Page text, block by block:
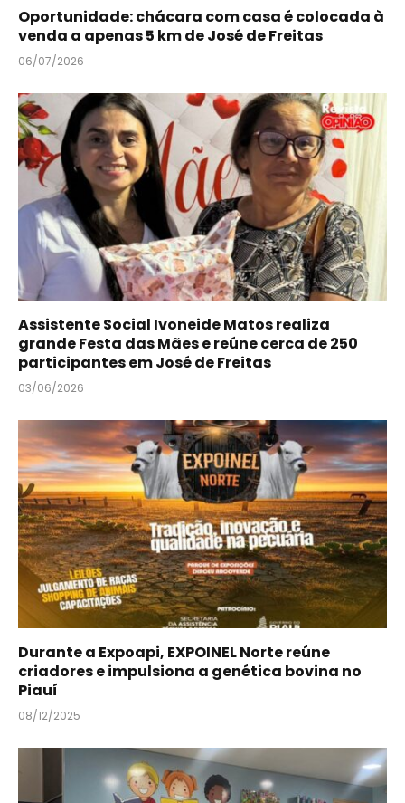
Oportunidade: chácara com casa é colocada à
venda a apenas 5 km de José de Freitas
06/07/2026
Assistente Social Ivoneide Matos realiza
grande Festa das Mães e reúne cerca de 250
participantes em José de Freitas
03/06/2026
Durante a Expoapi, EXPOINEL Norte reúne
criadores e impulsiona a genética bovina no
Piauí
08/12/2025